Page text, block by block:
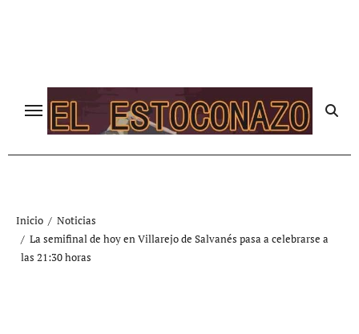
Inicio
Noticias
La semifinal de hoy en Villarejo de Salvanés pasa a celebrarse a
las 21:30 horas